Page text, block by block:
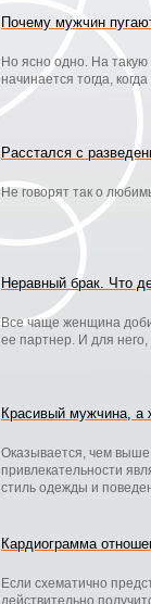
Почему мужчин
Но ясно одно. На такую
начинается тогда,
Расстался с
Не говорят так о
Неравный брак. Что
Все чаще женщина
ее партнер. И для
Красивый мужчина, а
Оказывается, чем
привлекательности
стиль одежды и
Кардиограмма
Если схематично
действительно